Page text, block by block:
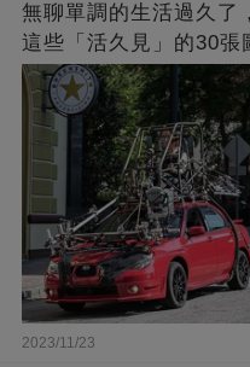
無聊單調的生活過久了
這些「活久見」的30張
2023/11/23